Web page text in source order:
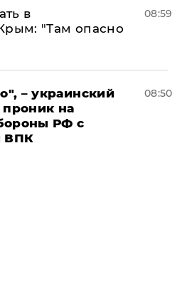
в
"Там опасно
08:59
– украинский
на
РФ с
ВПК
08:50